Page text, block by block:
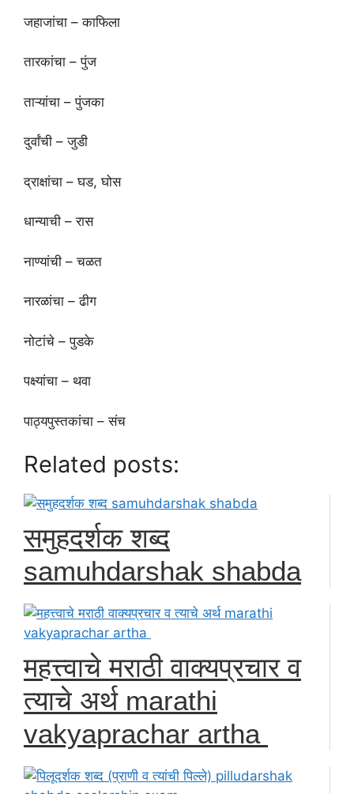
जहाजांचा – काफिला
तारकांचा – पुंज
ताऱ्यांचा – पुंजका
दुर्वांची – जुडी
द्राक्षांचा – घड, घोस
धान्याची – रास
नाण्यांची – चळत
नारळांचा – ढीग
नोटांचे – पुडके
पक्ष्यांचा – थवा
पाठ्यपुस्तकांचा – संच
Related posts:
समुहदर्शक शब्द
samuhdarshak shabda
महत्त्वाचे मराठी वाक्यप्रचार व
त्याचे अर्थ marathi
vakyaprachar artha